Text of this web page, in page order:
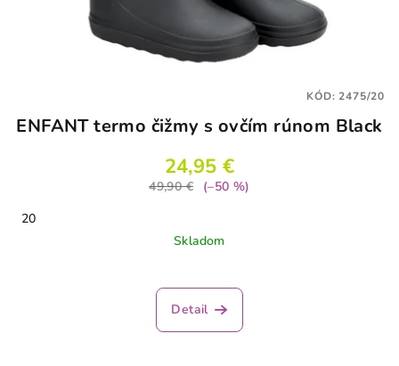
ENFANT termo čižmy s ovčím rúnom Black
24,95 €
49,90 €
(–50 %)
20
Skladom
hodnotenie
produktu
Detail
KÓD:2475/20